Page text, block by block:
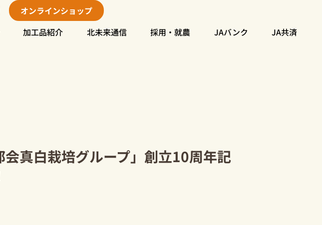
オンラインショップ
加工品紹介 北未来通信 採用・就農 JAバンク JA共済
会真白栽培グループ」創立10周年記